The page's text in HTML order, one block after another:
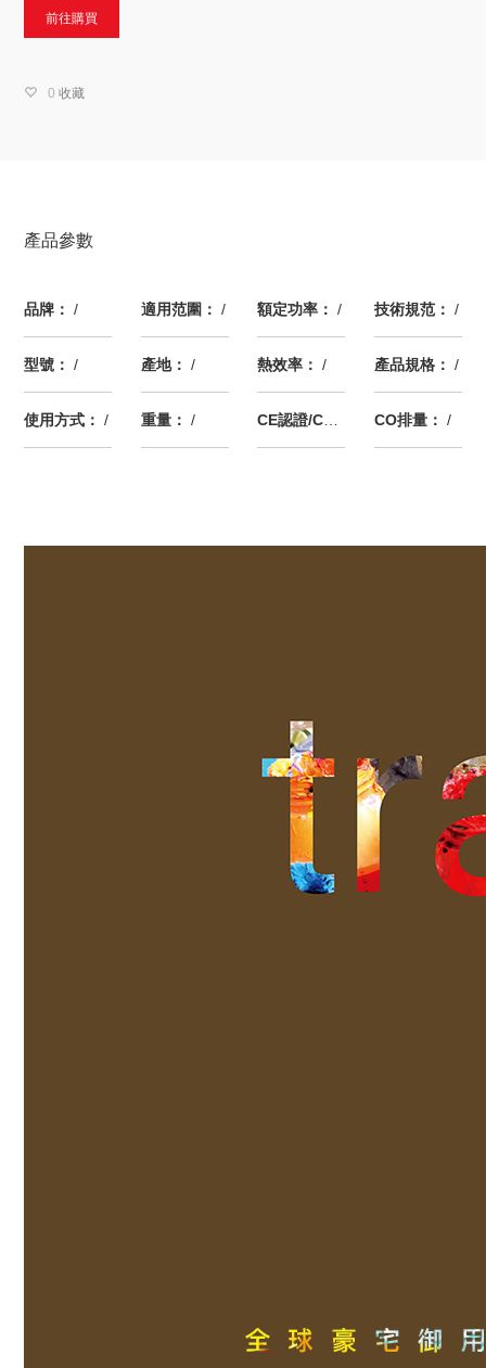
前往購買
0 收藏
產品參數
品牌： /
型號： /
使用方式： /
適用范圍： /
產地： /
重量： /
額定功率： /
熱效率： /
/
技術規范： /
產品規格： /
CO排量： /